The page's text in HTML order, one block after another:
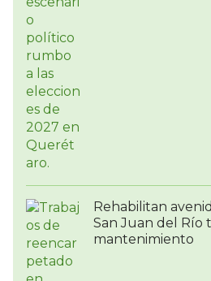
Rehabilitan
San Juan del Río
mantenimiento